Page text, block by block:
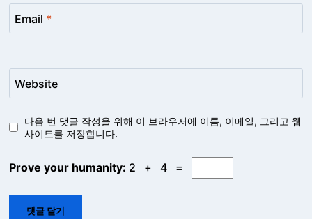
Email *
Website
다음 번 댓글 작성을 위해 이 브라우저에 이름, 이메일, 그리고 웹
사이트를 저장합니다.
Prove your humanity: 2 + 4 =